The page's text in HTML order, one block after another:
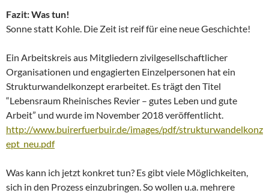
Fazit: Was tun!
Sonne statt Kohle. Die Zeit ist reif für eine neue Geschichte!
Ein Arbeitskreis aus Mitgliedern zivilgesellschaftlicher
Organisationen und engagierten Einzelpersonen hat ein
Strukturwandelkonzept erarbeitet. Es trägt den Titel
“Lebensraum Rheinisches Revier – gutes Leben und gute
Arbeit” und wurde im November 2018 veröffentlicht.
http://www.buirerfuerbuir.de/images/pdf/strukturwandelkonz
ept_neu.pdf
Was kann ich jetzt konkret tun? Es gibt viele Möglichkeiten,
sich in den Prozess einzubringen. So wollen u.a. mehrere